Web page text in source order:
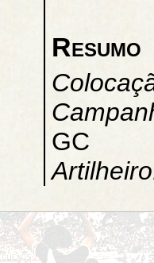
Resumo
GC